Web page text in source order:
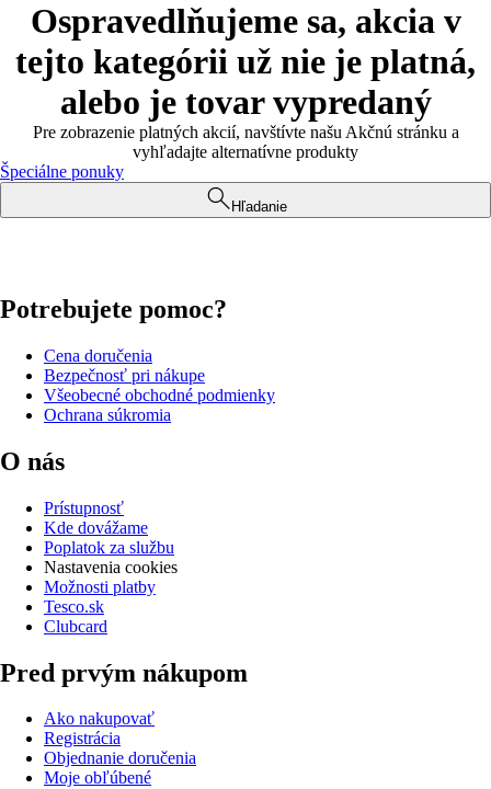
Ospravedlňujeme sa, akcia v
tejto kategórii už nie je platná,
alebo je tovar vypredaný
Pre zobrazenie platných akcií, navštívte našu Akčnú stránku a
vyhľadajte alternatívne produkty
Špeciálne ponuky
Hľadanie
Potrebujete pomoc?
Cena doručenia
Bezpečnosť pri nákupe
Všeobecné obchodné podmienky
Ochrana súkromia
O nás
Prístupnosť
Kde dovážame
Poplatok za službu
Nastavenia cookies
Možnosti platby
Tesco.sk
Clubcard
Pred prvým nákupom
Ako nakupovať
Registrácia
Objednanie doručenia
Moje obľúbené